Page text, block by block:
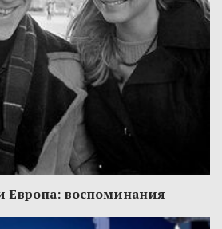
Европа: воспоминания